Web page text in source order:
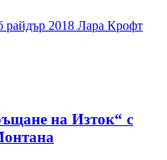
2018 Лара Крофт
на Изток“ с